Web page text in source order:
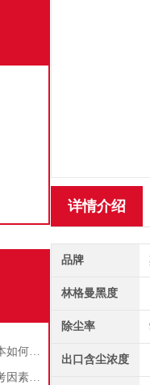
脉冲反吹除尘机的运行成本如何控制和优化？
选购粉尘集尘机时这些参考因素很重要！
详情介绍
品牌
林格曼黑度
除尘率
出口含尘浓度